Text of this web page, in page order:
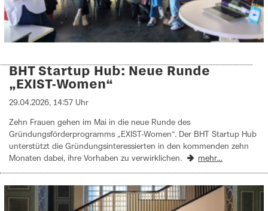
BHT Startup Hub: Neue Runde
„EXIST-Women“
29.04.2026, 14:57 Uhr
Zehn Frauen gehen im Mai in die neue Runde des
Gründungsförderprogramms „EXIST-Women“. Der BHT Startup Hub
unterstützt die Gründungsinteressierten in den kommenden zehn
Monaten dabei, ihre Vorhaben zu verwirklichen.
mehr…